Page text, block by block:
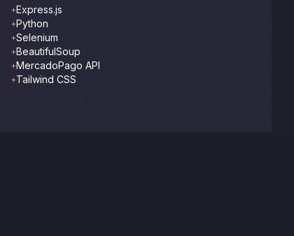
+Express.js
+Python
+Selenium
+BeautifulSoup
+MercadoPago API
+Tailwind CSS